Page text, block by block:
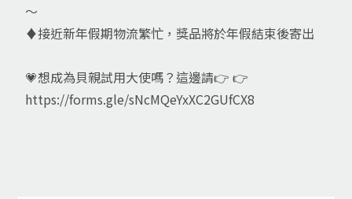
～
♦接近新年假期物流繁忙，獎品將於年假結束後寄出
💗想成為貝親試用大使嗎？這邊請👉 👉
https://forms.gle/sNcMQeYxXC2GUfCX8